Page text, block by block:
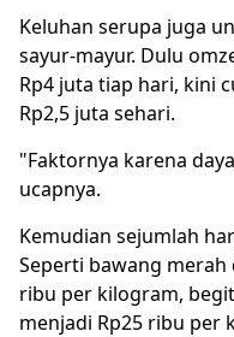
Keluhan serupa juga
sayur-mayur. Dulu
Rp4 juta tiap hari, kini
Rp2,5 juta sehari.
"Faktornya karena
ucapnya.
Kemudian sejumlah
Seperti bawang merah
ribu per kilogram,
menjadi Rp25 ribu per